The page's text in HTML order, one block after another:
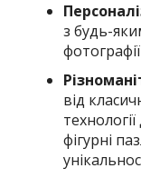
з будь-
від
фігурні